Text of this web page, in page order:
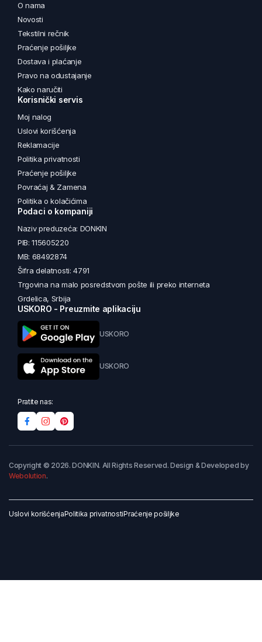
O nama
Novosti
Tekstilni rečnik
Praćenje pošiljke
Dostava i plaćanje
Pravo na odustajanje
Kako naručiti
Korisnički servis
Moj nalog
Uslovi korišćenja
Reklamacije
Politika privatnosti
Praćenje pošiljke
Povraćaj & Zamena
Politika o kolačićima
Podaci o kompaniji
Naziv preduzeća: DONKIN
PIB: 115605220
MB: 68492874
Šifra delatnosti: 4791
Trgovina na malo posredstvom pošte ili preko interneta
Grdelica, Srbija
USKORO - Preuzmite aplikaciju
USKORO
USKORO
Pratite nas:
Copyright © 2026. DONKIN. All Rights Reserved. Design & Developed by
Webolution.
Uslovi korišćenjaPolitika privatnostiPraćenje pošiljke